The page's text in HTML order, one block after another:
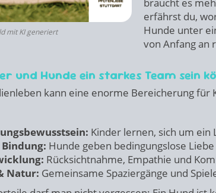
mit KI generiert
braucht es
erfährst du,
Hunde unter
von Anfang an
und Hunde ein starkes Team sein
kann eine enorme Bereicherung für
Kinder lernen, sich um
Hunde geben bedingungslose
Rücksichtnahme, Empathie und
Natur: Gemeinsame Spaziergänge und